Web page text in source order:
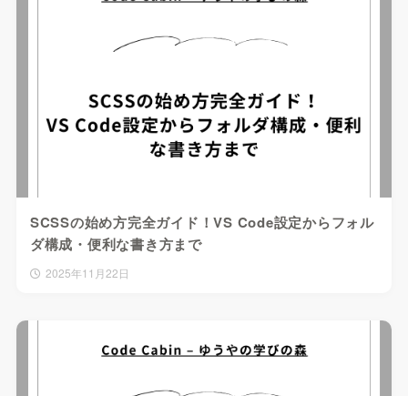
SCSSの始め方完全ガイド！VS Code設定からフォル
ダ構成・便利な書き方まで
2025年11月22日